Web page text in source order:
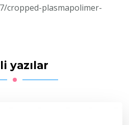
cropped-plasmapolimer-
yazılar